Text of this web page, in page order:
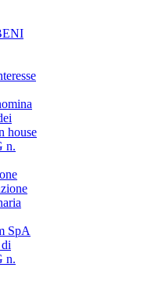
house
n.
SpA
n.